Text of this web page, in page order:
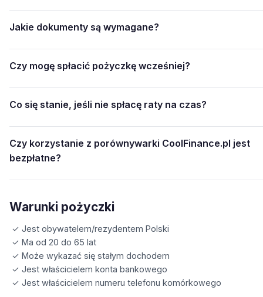
Jakie dokumenty są wymagane?
Czy mogę spłacić pożyczkę wcześniej?
Co się stanie, jeśli nie spłacę raty na czas?
Czy korzystanie z porównywarki CoolFinance.pl jest
bezpłatne?
Warunki pożyczki
✓ Jest obywatelem/rezydentem Polski
✓ Ma od 20 do 65 lat
✓ Może wykazać się stałym dochodem
✓ Jest właścicielem konta bankowego
✓ Jest właścicielem numeru telefonu komórkowego